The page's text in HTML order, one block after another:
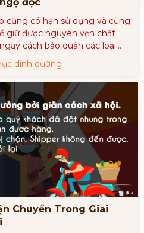
cũng có hạn sử dụng và cũng
giữ được nguyên vẹn chất
cách bảo quản các loại
đây để tránh bị ngộ độc
dinh dưỡng
Chuyển Trong Giai